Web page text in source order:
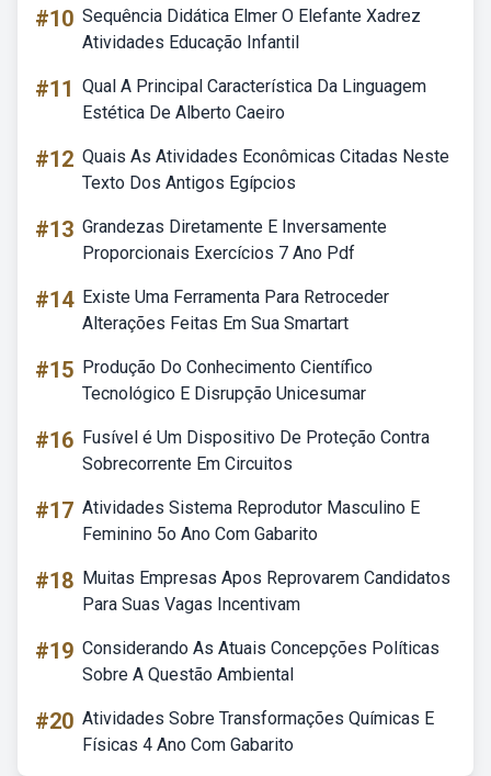
#10 Sequência Didática Elmer O Elefante Xadrez
Atividades Educação Infantil
#11 Qual A Principal Característica Da Linguagem
Estética De Alberto Caeiro
#12 Quais As Atividades Econômicas Citadas Neste
Texto Dos Antigos Egípcios
#13 Grandezas Diretamente E Inversamente
Proporcionais Exercícios 7 Ano Pdf
#14 Existe Uma Ferramenta Para Retroceder
Alterações Feitas Em Sua Smartart
#15 Produção Do Conhecimento Científico
Tecnológico E Disrupção Unicesumar
#16 Fusível é Um Dispositivo De Proteção Contra
Sobrecorrente Em Circuitos
#17 Atividades Sistema Reprodutor Masculino E
Feminino 5o Ano Com Gabarito
#18 Muitas Empresas Apos Reprovarem Candidatos
Para Suas Vagas Incentivam
#19 Considerando As Atuais Concepções Políticas
Sobre A Questão Ambiental
#20 Atividades Sobre Transformações Químicas E
Físicas 4 Ano Com Gabarito